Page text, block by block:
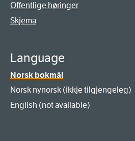
Offentlige høringer
Skjema
Language
Norsk bokmål
Norsk nynorsk (ikkje tilgjengeleg)
English (not available)